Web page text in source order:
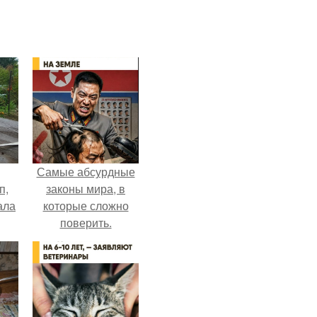
Самые абсурдные
законы мира, в
которые сложно
поверить.